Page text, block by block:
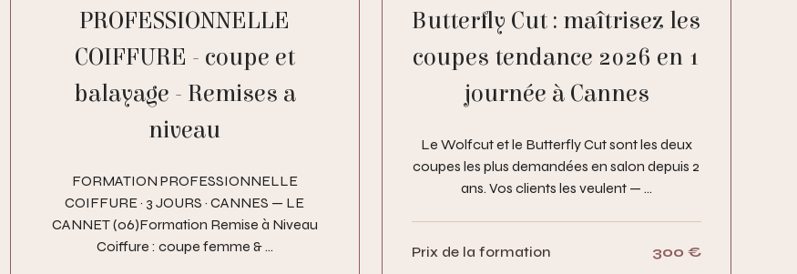
PROFESSIONNELLE
COIFFURE - coupe et
balayage - Remises a
niveau
FORMATION PROFESSIONNELLE
COIFFURE · 3 JOURS · CANNES — LE
CANNET (06)Formation Remise à Niveau
Coiffure : coupe femme & ...
Butterfly Cut : maîtrisez les
coupes tendance 2026 en 1
journée à Cannes
Le Wolfcut et le Butterfly Cut sont les deux
coupes les plus demandées en salon depuis 2
ans. Vos clients les veulent — ...
Prix de la formation 300 €